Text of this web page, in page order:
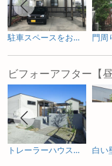
駐車スペースをお庭へ ガーデニングを楽しむためのリフォーム
ビフォーアフター【
トレーラーハウスの新築外構とガーデンデザイン